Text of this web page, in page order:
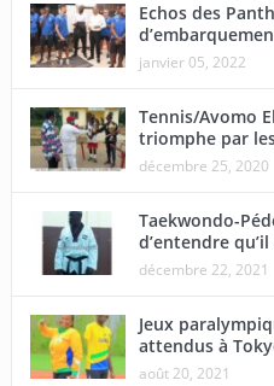
Echos des
janvier 05, 2022
Tennis/Avomo
triomphe par
décembre 25, 2020
Taekwondo-
d’entendre
décembre 22, 2021
Jeux
attendus à
août 20, 2021